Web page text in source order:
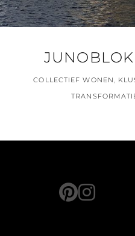
COLLECTIEF WONEN,